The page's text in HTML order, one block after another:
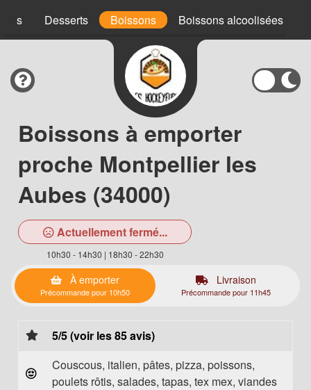
Desserts Boissons Boissons alcoolisées
Boissons à emporter
proche Montpellier les
Aubes (34000)
Actuellement fermé...
10h30 - 14h30 | 18h30 - 22h30
À emporter
Précommande pour 10h50
Livraison
Précommande pour 11h45
5/5 (voir les 85 avis)
Couscous, italien, pâtes, pizza, poissons,
poulets rôtis, salades, tapas, tex mex, viandes